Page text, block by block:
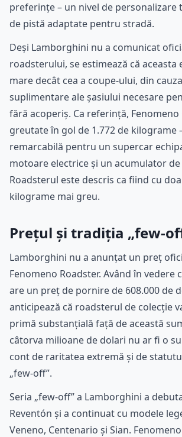
preferințe – un nivel de personalizare
de pistă adaptate pentru stradă.
Deși Lamborghini nu a comunicat
roadsterului, se estimează că aceasta
mare decât cea a coupe-ului, din
suplimentare ale șasiului necesare
fără acoperiș. Ca referință, Fenomeno
greutate în gol de 1.772 de kilograme
remarcabilă pentru un supercar
motoare electrice și un acumulator de
Roadsterul este descris ca fiind cu
kilograme mai greu.
Prețul și tradiția „few-
Lamborghini nu a anunțat un preț
Fenomeno Roadster. Având în vedere
are un preț de pornire de 608.000 de
anticipează că roadsterul de colecție
primă substanțială față de această
câtorva milioane de dolari nu ar fi o
cont de raritatea extremă și de
„few-off”.
Seria „few-off” a Lamborghini a
Reventón și a continuat cu modele
Veneno, Centenario și Sian.